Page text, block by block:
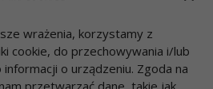
wrażenia, korzystamy z
cookie, do przechowywania i/lub
o urządzeniu. Zgoda na
przetwarzać dane, takie jak
4826